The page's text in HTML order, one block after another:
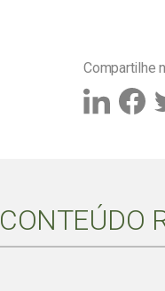
Compartilhe
CONTEÚDO